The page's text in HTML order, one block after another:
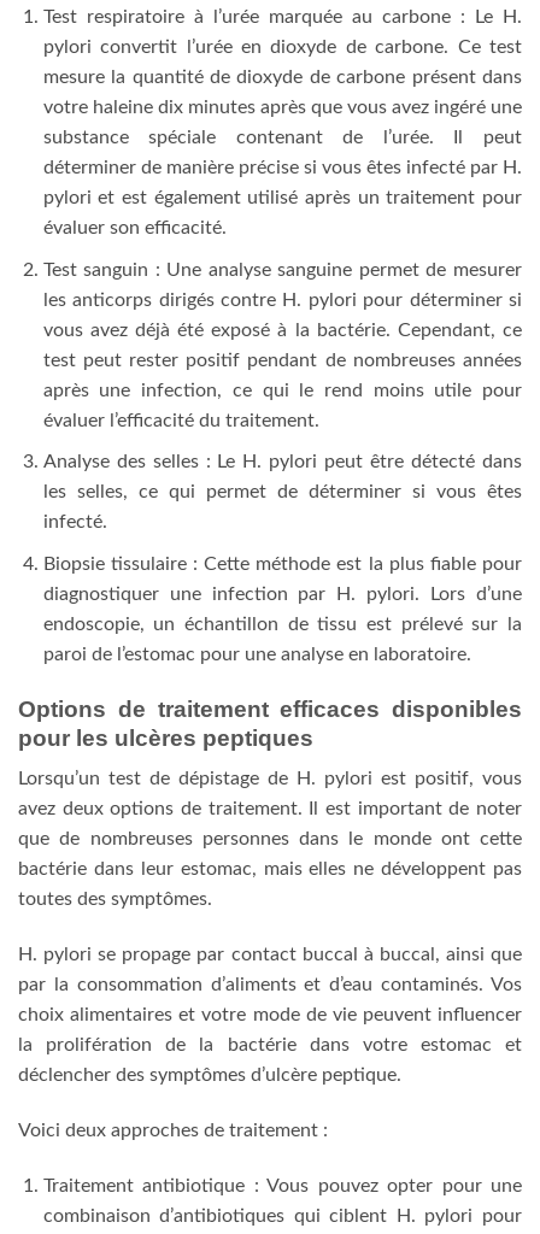
Test respiratoire à l’urée marquée au carbone : Le H.
pylori convertit l’urée en dioxyde de carbone. Ce test
mesure la quantité de dioxyde de carbone présent dans
votre haleine dix minutes après que vous avez ingéré une
substance spéciale contenant de l’urée. Il peut
déterminer de manière précise si vous êtes infecté par H.
pylori et est également utilisé après un traitement pour
évaluer son efficacité.
Test sanguin : Une analyse sanguine permet de mesurer
les anticorps dirigés contre H. pylori pour déterminer si
vous avez déjà été exposé à la bactérie. Cependant, ce
test peut rester positif pendant de nombreuses années
après une infection, ce qui le rend moins utile pour
évaluer l’efficacité du traitement.
Analyse des selles : Le H. pylori peut être détecté dans
les selles, ce qui permet de déterminer si vous êtes
infecté.
Biopsie tissulaire : Cette méthode est la plus fiable pour
diagnostiquer une infection par H. pylori. Lors d’une
endoscopie, un échantillon de tissu est prélevé sur la
paroi de l’estomac pour une analyse en laboratoire.
Options de traitement efficaces disponibles
pour les ulcères peptiques
Lorsqu’un test de dépistage de H. pylori est positif, vous
avez deux options de traitement. Il est important de noter
que de nombreuses personnes dans le monde ont cette
bactérie dans leur estomac, mais elles ne développent pas
toutes des symptômes.
H. pylori se propage par contact buccal à buccal, ainsi que
par la consommation d’aliments et d’eau contaminés. Vos
choix alimentaires et votre mode de vie peuvent influencer
la prolifération de la bactérie dans votre estomac et
déclencher des symptômes d’ulcère peptique.
Voici deux approches de traitement :
Traitement antibiotique : Vous pouvez opter pour une
combinaison d’antibiotiques qui ciblent H. pylori pour